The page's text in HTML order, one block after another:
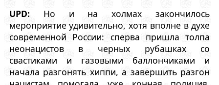
UPD: Но и на холмах закончилось
мероприятие удивительно, хотя вполне в духе
современной России: сперва пришла толпа
неонацистов в черных рубашках со
свастиками и газовыми баллончиками и
начала разгонять хиппи, а завершить разгон